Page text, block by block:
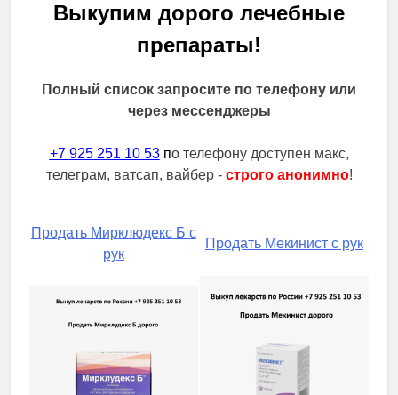
Выкупим дорого лечебные
препараты!
Полный список запросите по телефону или
через мессенджеры
+7 925 251 10 53по телефону доступен макс,
телеграм, ватсап, вайбер - строго анонимно!
Продать Мирклюдекс Б с
рук
Продать Мекинист с рук